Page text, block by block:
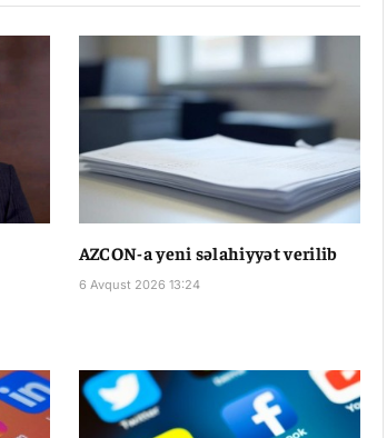
AZCON-a yeni səlahiyyət verilib
6 Avqust 2026 13:24